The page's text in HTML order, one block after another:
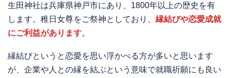
生田神社は兵庫県神戸市にあり、1800年以上の歴史を有
します。稚日女尊をご祭神としており、 縁結びや恋愛成就
にご利益があります。
縁結びというと恋愛を思い浮かべる方が多いと思います
が、企業や人との縁を結ぶという意味で就職祈願にも良い